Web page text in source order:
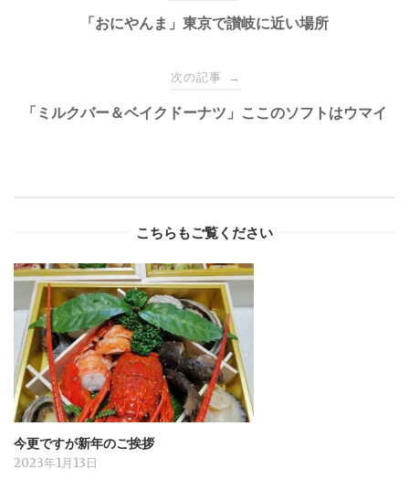
navigation
「おにやんま」東京で讃岐に近い場所
次の記事 →
「ミルクバー＆ベイクドーナツ」ここのソフトはウマイ
こちらもご覧ください
今更ですが新年のご挨拶
2023年1月13日